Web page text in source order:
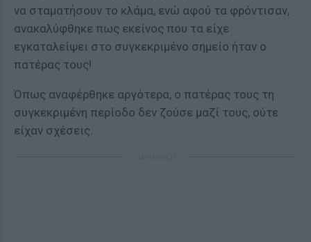
να σταματήσουν το κλάμα, ενώ αφού τα φρόντισαν,
ανακαλύφθηκε πως εκείνος που τα είχε
εγκαταλείψει στο συγκεκριμένο σημείο ήταν ο
πατέρας τους!
Όπως αναφέρθηκε αργότερα, ο πατέρας τους τη
συγκεκριμένη περίοδο δεν ζούσε μαζί τους, ούτε
είχαν σχέσεις.